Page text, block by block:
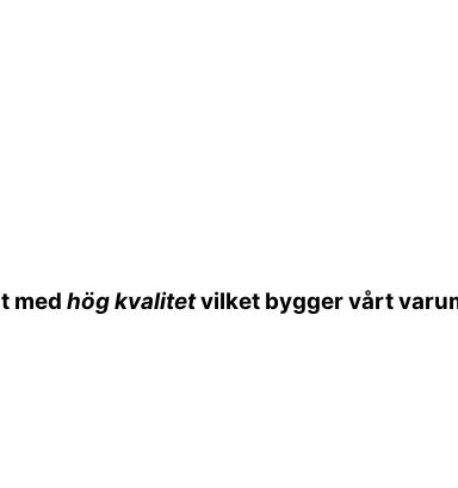
med hög kvalitetvilket bygger vårt